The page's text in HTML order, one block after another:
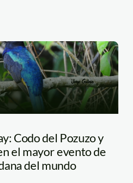
Codo del Pozuzo y
el mayor evento de
del mundo